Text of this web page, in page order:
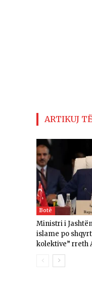
ARTIKUJ
Botë
Ministri i
islame po
kolektive” rreth